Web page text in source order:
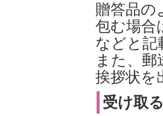
贈答品の
包む場合
などと記
また、
挨拶状を
受け取